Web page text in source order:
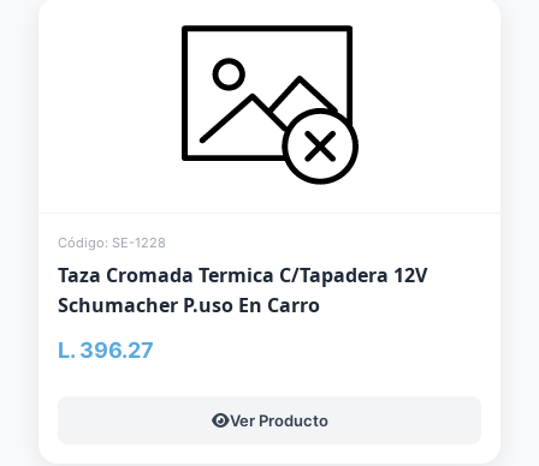
Código: SE-1228
Taza Cromada Termica C/Tapadera 12V
Schumacher P.uso En Carro
L. 396.27
Ver Producto